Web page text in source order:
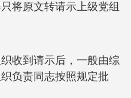
将原文转请示上级党组
收到请示后，一般由综
负责同志按照规定批